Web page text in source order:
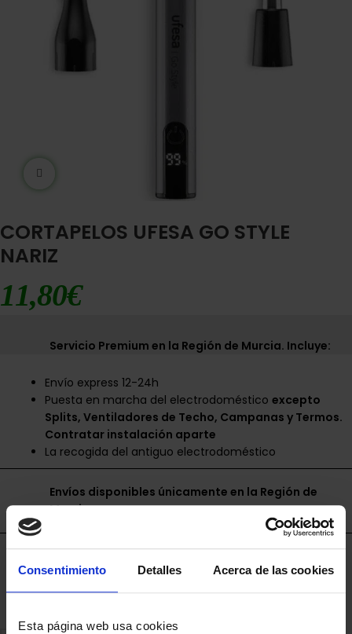
Consentimiento Detalles Acerca de las cookies
Esta página web usa cookies
CORTAPELOS UFESA GO STYLE
NARIZ
11,80€
Servicio Premium en la Región de Murcia. Incluye:
Envío express 12-24h
Puesta en marcha del electrodomésticoexcepto
Splits, Ventiladores de Techo, Campanas y Termos.
Contratar instalación aparte
La recogida del antiguo electrodoméstico
Envíos disponibles únicamente en la Región de
Murcia.